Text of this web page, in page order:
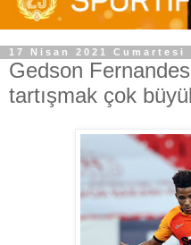
17 Nisan 2021 Cumartesi
Gedson
tartışmak çok